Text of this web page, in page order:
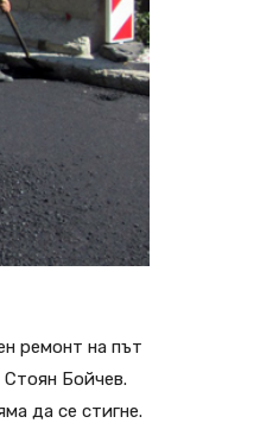
ремонт на път
Бойчев.
да се стигне.